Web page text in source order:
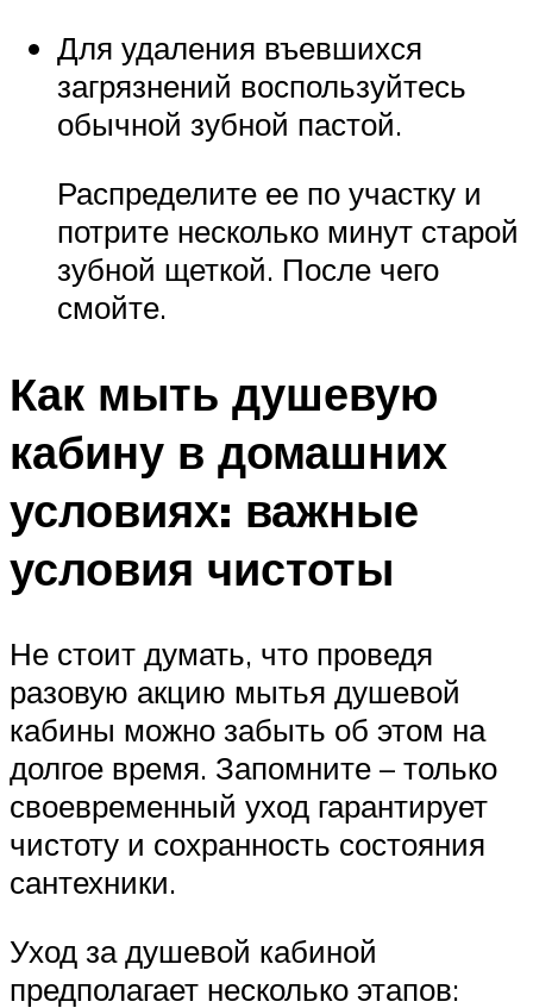
Для удаления въевшихся
загрязнений воспользуйтесь
обычной зубной пастой.
Распределите ее по участку и
потрите несколько минут старой
зубной щеткой. После чего
смойте.
Как мыть душевую
кабину в домашних
условиях: важные
условия чистоты
Не стоит думать, что проведя
разовую акцию мытья душевой
кабины можно забыть об этом на
долгое время. Запомните – только
своевременный уход гарантирует
чистоту и сохранность состояния
сантехники.
Уход за душевой кабиной
предполагает несколько этапов: